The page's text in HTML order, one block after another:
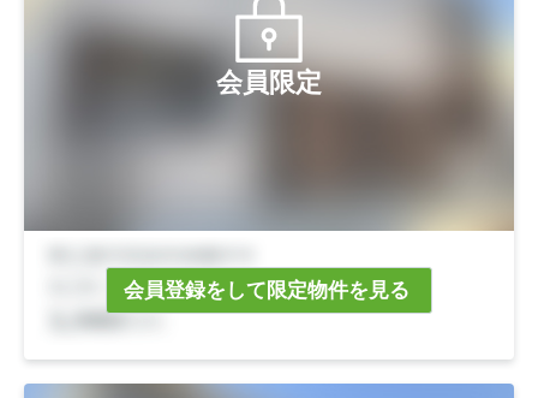
会員限定
会員登録をして限定物件を見る